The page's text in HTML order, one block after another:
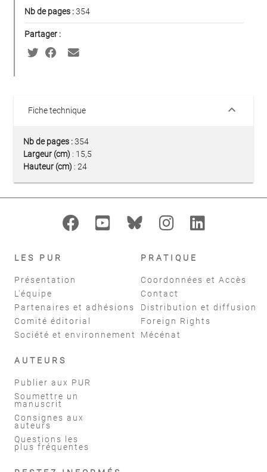
Nb de pages :354
Partager :
Fiche technique keyboard_arrow_down
Nb de pages :354
Largeur (cm) : 15,5
Hauteur (cm) : 24
LES PUR
Présentation
L'équipe
Partenaires et adhésions
Comité éditorial
Société et environnement
PRATIQUE
Coordonnées et Accès
Contact
Distribution et diffusion
Foreign Rights
Mécénat
AUTEURS
Publier aux PUR
Soumettre un
manuscrit
Consignes aux
auteurs
Questions les
plus fréquentes